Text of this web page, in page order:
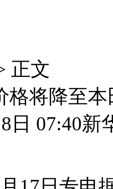
正文
格将降至本
日 07:40新